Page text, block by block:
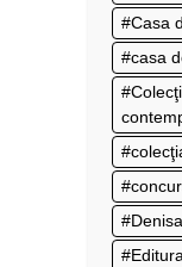
Casa
casa